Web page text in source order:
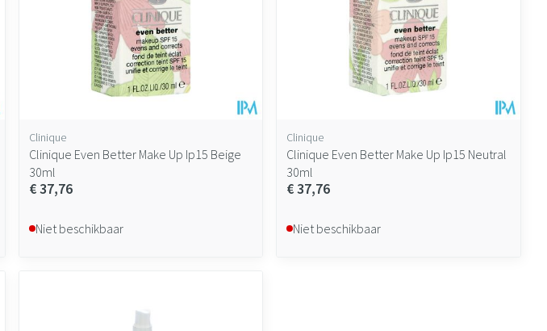
Clinique
Clinique Even Better Make Up Ip15 Beige
30ml
€ 37,76
Niet beschikbaar
Clinique
Clinique Even Better Make Up Ip15 Neutral
30ml
€ 37,76
Niet beschikbaar